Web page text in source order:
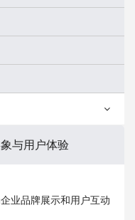
与用户体验
业品牌展示和用户互动